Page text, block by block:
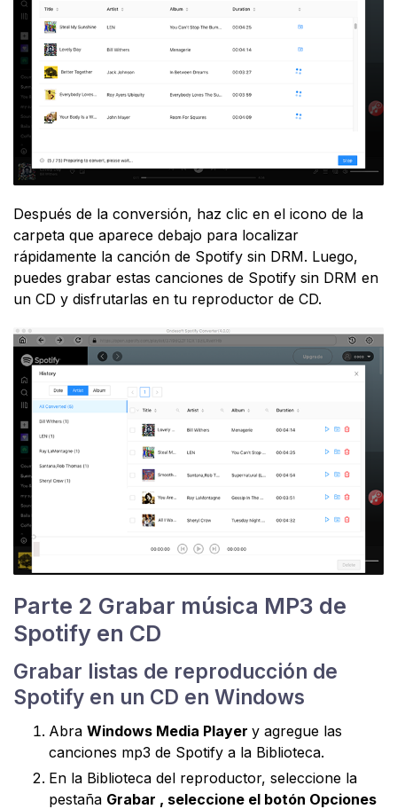
Después de la conversión, haz clic en el icono de la
carpeta que aparece debajo para localizar
rápidamente la canción de Spotify sin DRM. Luego,
puedes grabar estas canciones de Spotify sin DRM en
un CD y disfrutarlas en tu reproductor de CD.
Parte 2 Grabar música MP3 de
Spotify en CD
Grabar listas de reproducción de
Spotify en un CD en Windows
Abra Windows Media Player y agregue las
canciones mp3 de Spotify a la Biblioteca.
En la Biblioteca del reproductor, seleccione la
pestaña Grabar , seleccione el botón Opciones